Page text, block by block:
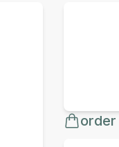
order